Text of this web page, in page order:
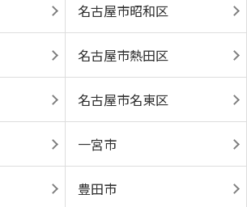
名古屋市昭和区
名古屋市熱田区
名古屋市名東区
一宮市
豊田市